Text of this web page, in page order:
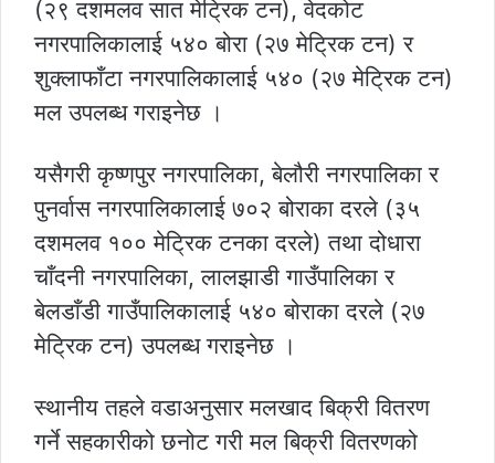
(२९ दशमलव सात मेट्रिक टन), वेदकोट
नगरपालिकालाई ५४० बोरा (२७ मेट्रिक टन) र
शुक्लाफाँटा नगरपालिकालाई ५४० (२७ मेट्रिक टन)
मल उपलब्ध गराइनेछ ।
यसैगरी कृष्णपुर नगरपालिका, बेलौरी नगरपालिका र
पुनर्वास नगरपालिकालाई ७०२ बोराका दरले (३५
दशमलव १०० मेट्रिक टनका दरले) तथा दोधारा
चाँदनी नगरपालिका, लालझाडी गाउँपालिका र
बेलडाँडी गाउँपालिकालाई ५४० बोराका दरले (२७
मेट्रिक टन) उपलब्ध गराइनेछ ।
स्थानीय तहले वडाअनुसार मलखाद बिक्री वितरण
गर्ने सहकारीको छनोट गरी मल बिक्री वितरणको